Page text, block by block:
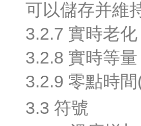
可以儲存并維
3.2.7 實時老化
3.2.8 實時等量
3.2.9 零點時間
3.3 符號